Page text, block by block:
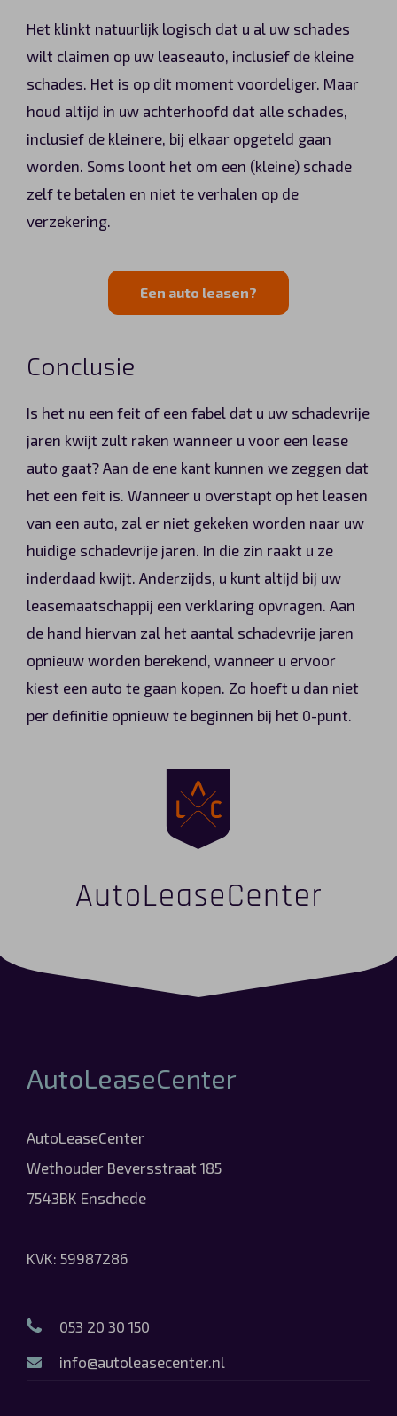
Het klinkt natuurlijk logisch dat u al uw schades
wilt claimen op uw leaseauto, inclusief de kleine
schades. Het is op dit moment voordeliger. Maar
houd altijd in uw achterhoofd dat alle schades,
inclusief de kleinere, bij elkaar opgeteld gaan
worden. Soms loont het om een (kleine) schade
zelf te betalen en niet te verhalen op de
verzekering.
Een auto leasen?
Conclusie
Is het nu een feit of een fabel dat u uw schadevrije
jaren kwijt zult raken wanneer u voor een lease
auto gaat? Aan de ene kant kunnen we zeggen dat
het een feit is. Wanneer u overstapt op het leasen
van een auto, zal er niet gekeken worden naar uw
huidige schadevrije jaren. In die zin raakt u ze
inderdaad kwijt. Anderzijds, u kunt altijd bij uw
leasemaatschappij een verklaring opvragen. Aan
de hand hiervan zal het aantal schadevrije jaren
opnieuw worden berekend, wanneer u ervoor
kiest een auto te gaan kopen. Zo hoeft u dan niet
per definitie opnieuw te beginnen bij het 0-punt.
AutoLeaseCenter
AutoLeaseCenter
Wethouder Beversstraat 185
7543BK Enschede
KVK: 59987286
053 20 30 150
info@autoleasecenter.nl